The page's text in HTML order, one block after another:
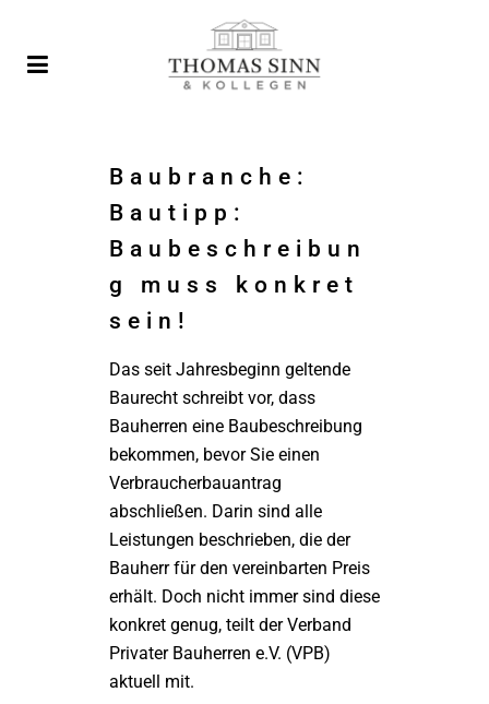
Baubranche:
Bautipp:
Baubeschreibun
g muss konkret
sein!
Das seit Jahresbeginn geltende
Baurecht schreibt vor, dass
Bauherren eine Baubeschreibung
bekommen, bevor Sie einen
Verbraucherbauantrag
abschließen. Darin sind alle
Leistungen beschrieben, die der
Bauherr für den vereinbarten Preis
erhält. Doch nicht immer sind diese
konkret genug, teilt der Verband
Privater Bauherren e.V. (VPB)
aktuell mit.